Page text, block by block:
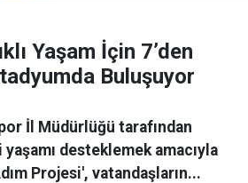
Yaşam İçin 7’den
Buluşuyor
İl Müdürlüğü tarafından
desteklemek amacıyla
Projesi', vatandaşların...